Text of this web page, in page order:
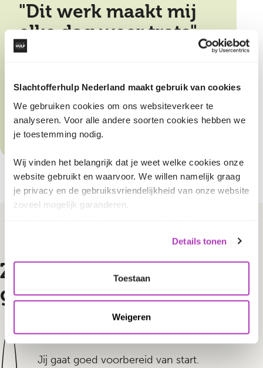
Slachtofferhulp Nederland maakt gebruik van cookies
We gebruiken cookies om ons websiteverkeer te
analyseren. Voor alle andere soorten cookies hebben we
je toestemming nodig.
Wij vinden het belangrijk dat je weet welke cookies onze
website gebruikt en waarvoor. We willen namelijk graag
je privacy en de gebruiksvriendelijkheid van onze website
zoveel mogelijk garanderen.
vind je meer informatie over wie we
zijn, hoe je contact met ons kunt opnemen en hoe we
persoonlijke gegevens verwerken.
Details tonen
Toestaan
Weigeren
"Dit werk maakt mij
elke dag weer trots"
Zo ga jij met een goed
gevoel aan de slag
1. Leertraject
Jij gaat goed voorbereid van start.